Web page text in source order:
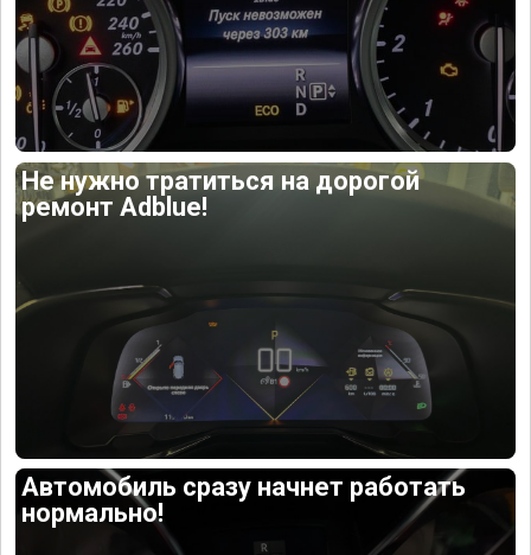
Не нужно тратиться на дорогой
ремонт Adblue!
Автомобиль сразу начнет работать
нормально!